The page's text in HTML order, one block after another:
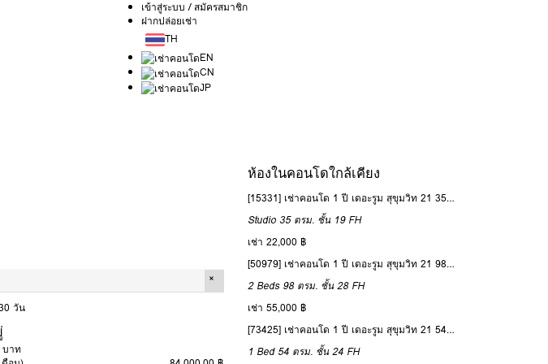
เข้าสู่ระบบ / สมัครสมาชิก
ฝากปล่อยเช่า
TH
EN
CN
JP
วัน
บาท
ห้องในคอนโดใกล้เคียง
[15331] เช่าคอนโด 1 ปี เดอะรูม สุขุมวิท 21 35 ตรม. ชั้น 19
Studio 35 ตรม. ชั้น 19 FH
เช่า 22,000 ฿
[50979] เช่าคอนโด 1 ปี เดอะรูม สุขุมวิท 21 98 ตรม. ชั้น 28
2 Beds 98 ตรม. ชั้น 28 FH
เช่า 55,000 ฿
[73425] เช่าคอนโด 1 ปี เดอะรูม สุขุมวิท 21 54 ตรม. ชั้น 24
1 Bed 54 ตรม. ชั้น 24 FH